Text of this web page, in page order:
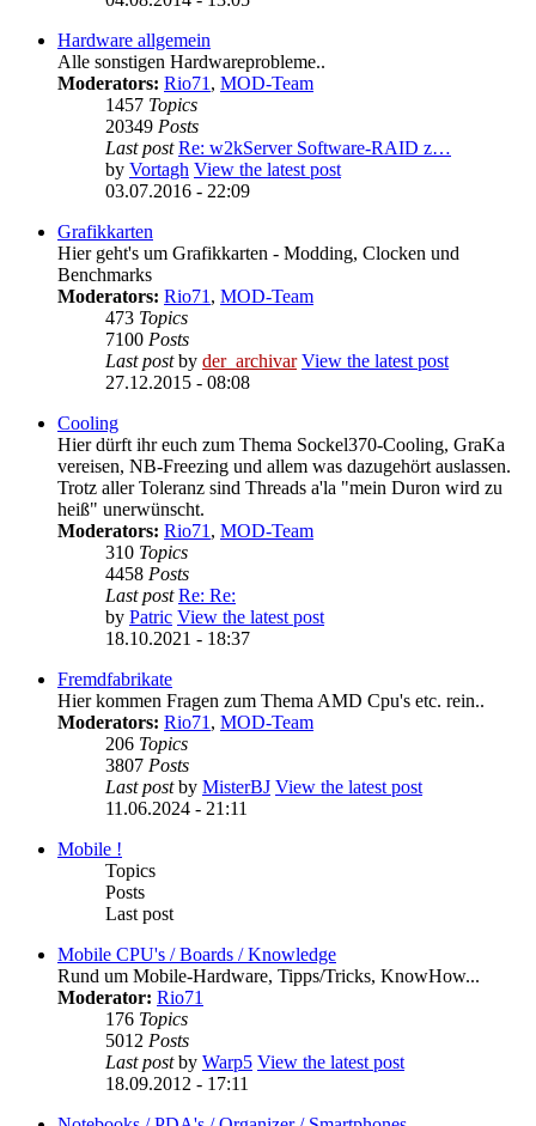
Hardware allgemein
Alle sonstigen Hardwareprobleme..
Moderators: Rio71, MOD-Team
1457 Topics
20349 Posts
Last post Re: w2kServer Software-RAID z…
by Vortagh View the latest post
03.07.2016 - 22:09
Grafikkarten
Hier geht's um Grafikkarten - Modding, Clocken und
Benchmarks
Moderators: Rio71, MOD-Team
473 Topics
7100 Posts
Last postby der_archivar View the latest post
27.12.2015 - 08:08
Cooling
Hier dürft ihr euch zum Thema Sockel370-Cooling, GraKa
vereisen, NB-Freezing und allem was dazugehört auslassen.
Trotz aller Toleranz sind Threads a'la "mein Duron wird zu
heiß" unerwünscht.
Moderators: Rio71, MOD-Team
310 Topics
4458 Posts
Last post Re: Re:
by Patric View the latest post
18.10.2021 - 18:37
Fremdfabrikate
Hier kommen Fragen zum Thema AMD Cpu's etc. rein..
Moderators: Rio71, MOD-Team
206 Topics
3807 Posts
Last postby MisterBJ View the latest post
11.06.2024 - 21:11
Mobile !
Topics
Posts
Last post
Mobile CPU's / Boards / Knowledge
Rund um Mobile-Hardware, Tipps/Tricks, KnowHow...
Moderator: Rio71
176 Topics
5012 Posts
Last postby Warp5 View the latest post
18.09.2012 - 17:11